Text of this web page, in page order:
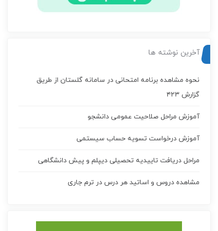
آخرین نوشته ها
نحوه مشاهده برنامه امتحانی در سامانه گلستان از طریق
گزارش ۴۲۳
آموزش مراحل صلاحیت عمومی دانشجو
آموزش درخواست تسويه حساب سيستمی
مراحل دریافت تاییدیه تحصیلی دیپلم و پیش دانشگاهی
مشاهده دروس و اساتید هر درس در ترم جاری